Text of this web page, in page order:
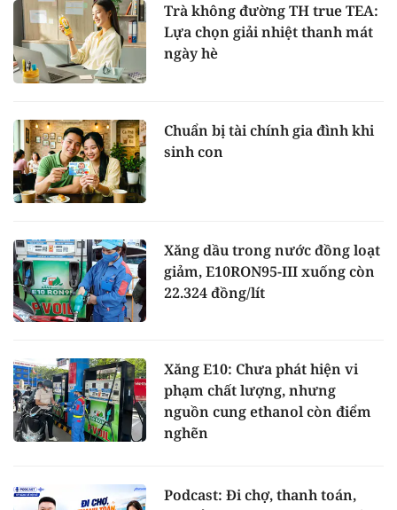
Trà không đường TH true TEA:
Lựa chọn giải nhiệt thanh mát
ngày hè
Chuẩn bị tài chính gia đình khi
sinh con
Xăng dầu trong nước đồng loạt
giảm, E10RON95-III xuống còn
22.324 đồng/lít
Xăng E10: Chưa phát hiện vi
phạm chất lượng, nhưng
nguồn cung ethanol còn điểm
nghẽn
Podcast: Đi chợ, thanh toán,